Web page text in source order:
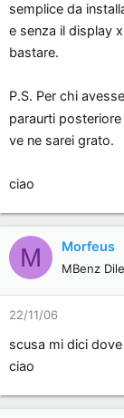
semplice da
e senza il display
bastare.
P.S. Per chi
paraurti
ve ne sarei grato.
ciao
M Morfeus
MBenz
22/11/06
scusa mi dici
ciao